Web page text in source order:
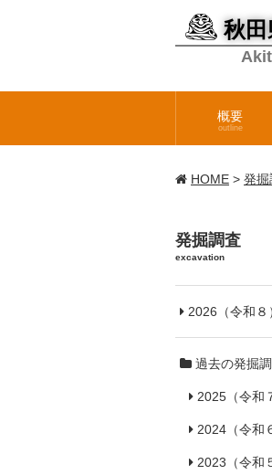
秋
概要
outline
HOME > 発掘
発掘調査
excavation
2026（令和８
過去の発掘
2025（令和
2024（令和
2023（令和